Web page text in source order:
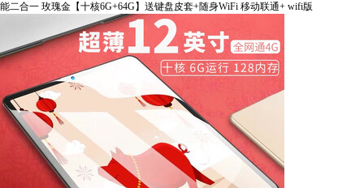
能二合一 玫瑰金【十核6G+64G】送键盘皮套+随身WiFi 移动联通+ wifi版